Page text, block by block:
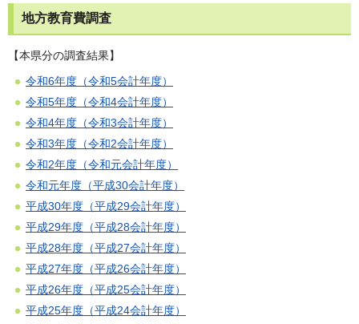
地方教育費調査
【本県分の調査結果】
令和6年度（令和5会計年度）
令和5年度（令和4会計年度）
令和4年度（令和3会計年度）
令和3年度（令和2会計年度）
令和2年度（令和元会計年度）
令和元年度（平成30会計年度）
平成30年度（平成29会計年度）
平成29年度（平成28会計年度）
平成28年度（平成27会計年度）
平成27年度（平成26会計年度）
平成26年度（平成25会計年度）
平成25年度（平成24会計年度）